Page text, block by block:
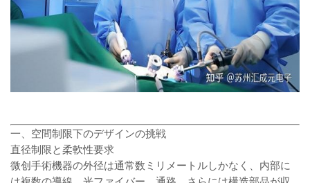
一、空間制限下のデザインの挑戦
直径制限と柔軟性要求
微创手術機器の外径は通常数ミリメートルしかなく、内部に